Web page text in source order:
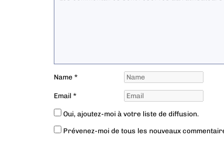
Name *
Email *
Oui, ajoutez-moi à votre liste de diffusion.
Prévenez-moi de tous les nouveaux